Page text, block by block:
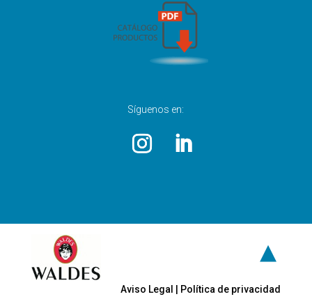
Síguenos en:
▲
Aviso Legal Política de privacidad